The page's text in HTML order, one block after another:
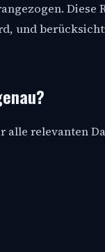
Diese
und
alle relevanten